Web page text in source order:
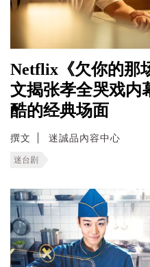
Netflix《欠你的那
文揭张孝全哭戏内
酷的经典场面
撰文 迷誠品內容中心
迷台剧